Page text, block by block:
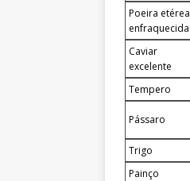
Poeira etérea
enfraquecida
Caviar
excelente
Tempero
Pássaro
Trigo
Painço